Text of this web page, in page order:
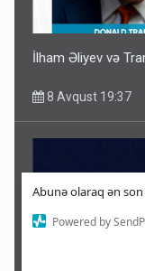
Abunə olaraq ən
Powered by
İlham Əliyev və
8 Avqust 19:37